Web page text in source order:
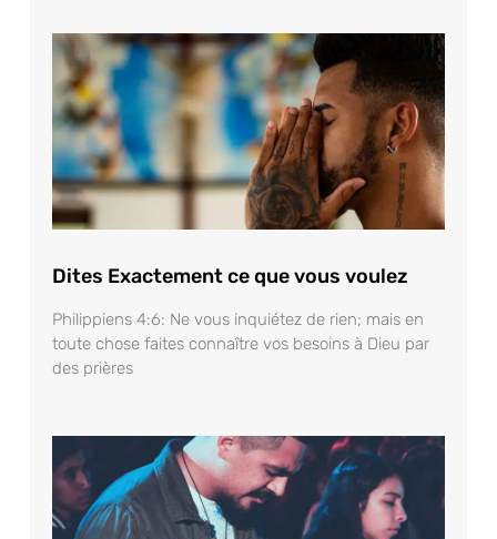
Dites Exactement ce que vous voulez
Philippiens 4:6: Ne vous inquiétez de rien; mais en
toute chose faites connaître vos besoins à Dieu par
des prières